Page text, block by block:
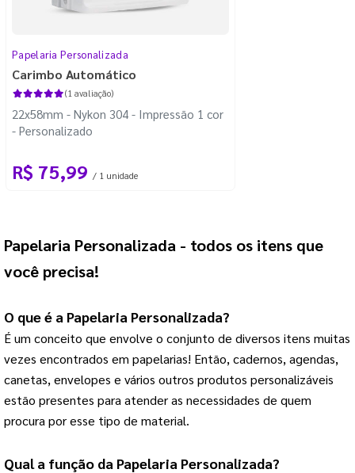
Papelaria Personalizada
Carimbo Automático
(1 avaliação)
22x58mm - Nykon 304 - Impressão 1 cor
- Personalizado
R$ 75,99 / 1 unidade
Papelaria Personalizada - todos os itens que
você precisa!
O que é a Papelaria Personalizada?
É um conceito que envolve o conjunto de diversos itens muitas
vezes encontrados em papelarias! Então, cadernos, agendas,
canetas, envelopes e vários outros produtos personalizáveis
estão presentes para atender as necessidades de quem
procura por esse tipo de material.
Qual a função da Papelaria Personalizada?